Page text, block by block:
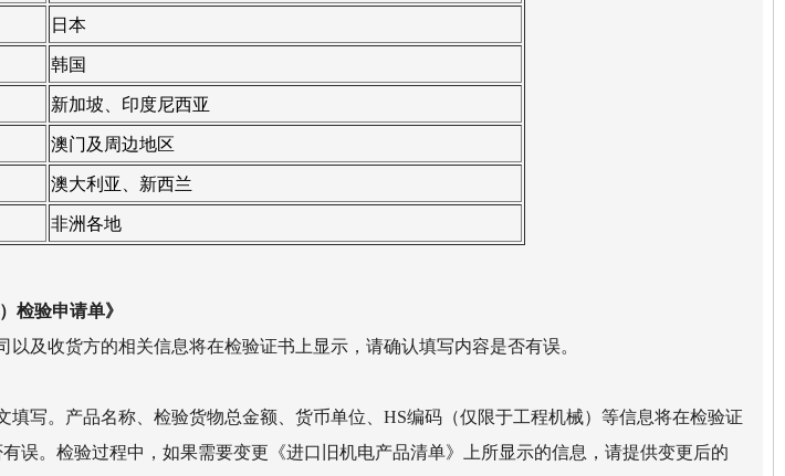
日本
韩国
新加坡、印度尼西亚
澳门及周边地区
澳大利亚、新西兰
非洲各地
检验申请单》
以及收货方的相关信息将在检验证书上显示，请确认填写内容是否有误。
填写。产品名称、检验货物总金额、货币单位、HS编码（仅限于工程机械）等信息将在检验证
误。检验过程中，如果需要变更《进口旧机电产品清单》上所显示的信息，请提供变更后的